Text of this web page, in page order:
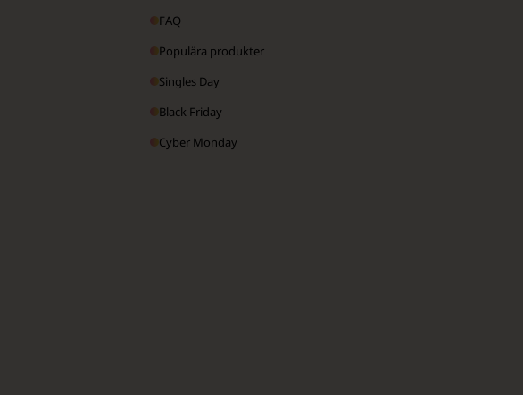
FAQ
Populära produkter
Singles Day
Black Friday
Cyber Monday